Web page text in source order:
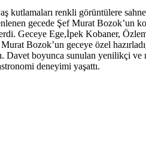
kutlamaları renkli görüntülere
gecede Şef Murat Bozok’un
Geceye Ege,İpek Kobaner,
Bozok’un geceye özel
Davet boyunca sunulan yenilikçi ve
deneyimi yaşattı.